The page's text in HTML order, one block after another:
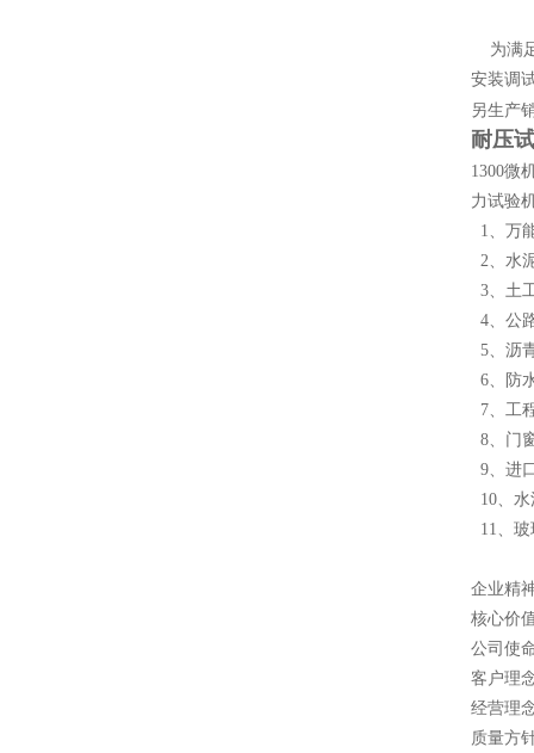
为满足
安装调
另生产
耐压
1300微
力试验
1、万
2、水
3、土
4、公
5、沥
6、防
7、工
8、门
9、进
10、
11、
企业精
核心价
公司使
客户理
经营理
质量方